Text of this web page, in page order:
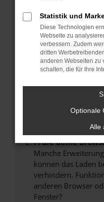
Fehler:
Beim Laden ist ein
Überprüfe deine
Laden andere
Prüfe deine
Manche
können das Laden
verhindern.
anderen Browser
Fenster?
Statistik und
Diese Technologien
Webseite zu
verbessern. Zudem
dritten
anderen Webseiten zu
schalten, die für Ihre
Optionale
Alle